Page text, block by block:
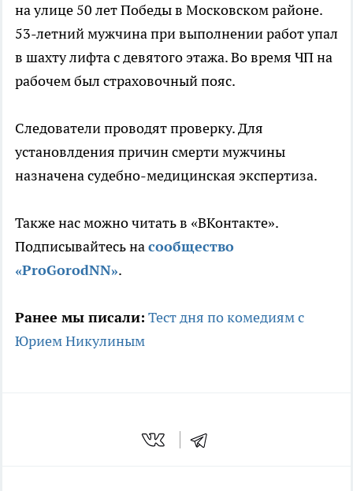
на улице 50 лет Победы в Московском районе.
53-летний мужчина при выполнении работ упал
в шахту лифта с девятого этажа. Во время ЧП на
рабочем был страховочный пояс.
Следователи проводят проверку. Для
установлдения причин смерти мужчины
назначена судебно-медицинская экспертиза.
Также нас можно читать в «ВКонтакте».
Подписывайтесь насообщество
«ProGorodNN».
Ранее мы писали: Тест дня по комедиям с
Юрием Никулиным